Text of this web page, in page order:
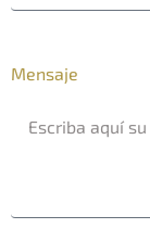
Mensaje